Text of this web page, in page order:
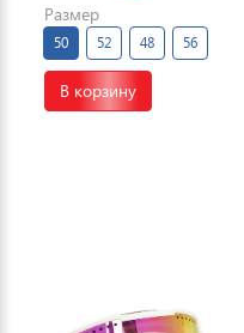
Размер
50 52 48 56
В корзину